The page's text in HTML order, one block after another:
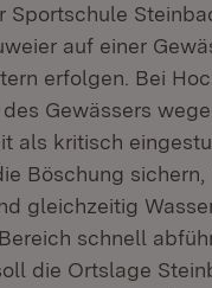
Sportschule
auf einer
erfolgen. Bei
Gewässers
als kritisch
Böschung sichern,
gleichzeitig
schnell
die Ortslage